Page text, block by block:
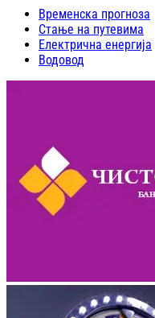
Временска прогноза
Стање на путевима
Електрична енергија
Водовод